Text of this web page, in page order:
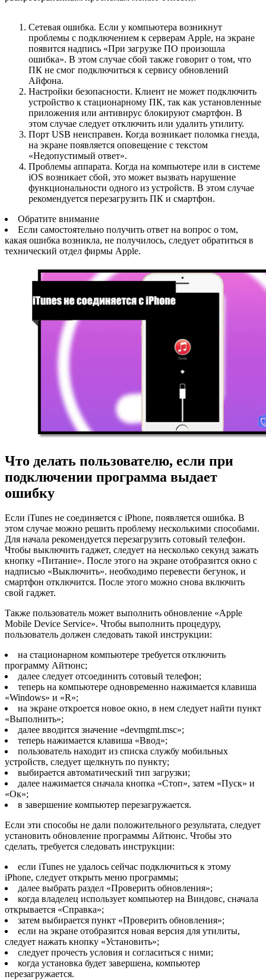
Сетевая ошибка. Если у компьютера возникнут
проблемы с подключением к серверам Apple, на экране
появится надпись «При загрузке ПО произошла
ошибка». В этом случае сбой также говорит о том, что
ПК не смог подключиться к сервису обновлений
Айфона.
Настройки безопасности. Клиент не может подключить
устройство к стационарному ПК, так как установленные
приложения или антивирус блокируют смартфон. В
этом случае следует отключить или удалить утилиту.
Порт USB неисправен. Когда возникает поломка гнезда,
на экране появляется оповещение с текстом
«Недопустимый ответ».
Проблемы аппарата. Когда на компьютере или в системе
iOS возникает сбой, это может вызвать нарушение
функциональности одного из устройств. В этом случае
рекомендуется перезагрузить ПК и смартфон.
Обратите внимание
Если самостоятельно получить ответ на вопрос о том,
какая ошибка возникла, не получилось, следует обратиться в
технический отдел фирмы Apple.
Что делать пользователю, если при
подключении программа выдает
ошибку
Если iTunes не соединяется с iPhone, появляется ошибка. В
этом случае можно решить проблему несколькими способами.
Для начала рекомендуется перезагрузить сотовый телефон.
Чтобы выключить гаджет, следует на несколько секунд зажать
кнопку «Питание». После этого на экране отобразится окно с
надписью «Выключить». необходимо перевести бегунок, и
смартфон отключится. После этого можно снова включить
свой гаджет.
Также пользователь может выполнить обновление «Apple
Mobile Device Service». Чтобы выполнить процедуру,
пользователь должен следовать такой инструкции:
на стационарном компьютере требуется отключить
программу Айтюнс;
далее следует отсоединить сотовый телефон;
теперь на компьютере одновременно нажимается клавиша
«Windows» и «R»;
на экране откроется новое окно, в нем следует найти пункт
«Выполнить»;
далее вводится значение «devmgmt.msc»;
теперь нажимается клавиша «Ввод»;
пользователь находит из списка службу мобильных
устройств, следует щелкнуть по пункту;
выбирается автоматический тип загрузки;
далее нажимается сначала кнопка «Стоп», затем «Пуск» и
«Ок»;
в завершение компьютер перезагружается.
Если эти способы не дали положительного результата, следует
установить обновление программы Айтюнс. Чтобы это
сделать, требуется следовать инструкции:
если iTunes не удалось сейчас подключиться к этому
iPhone, следует открыть меню программы;
далее выбрать раздел «Проверить обновления»;
когда владелец использует компьютер на Виндовс, сначала
открывается «Справка»;
затем выбирается пункт «Проверить обновления»;
если на экране отобразится новая версия для утилиты,
следует нажать кнопку «Установить»;
следует прочесть условия и согласиться с ними;
когда установка будет завершена, компьютер
перезагружается.